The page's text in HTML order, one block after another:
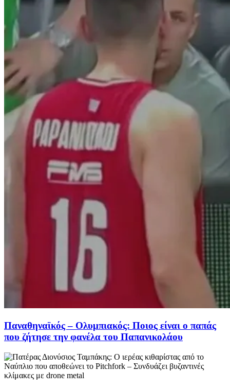
Παναθηναϊκός – Ολυμπιακός: Ποιος είναι ο παπάς
που ζήτησε την φανέλα του Παπανικολάου